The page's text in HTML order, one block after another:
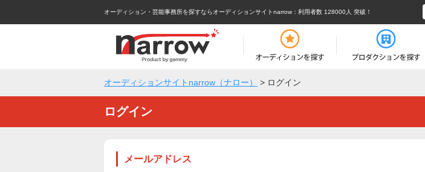
オーディション・芸能事務所を探すならオーディションサイトnarrow ：利用者数 128000人 突破！
オーディションサイトnarrow（ナロー） > ログイン
ログイン
メールアドレス